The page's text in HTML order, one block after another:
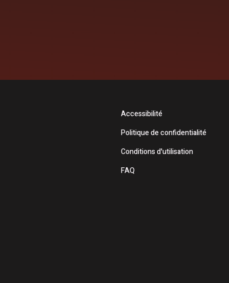
Accessibilité
Politique de confidentialité
Conditions d'utilisation
FAQ